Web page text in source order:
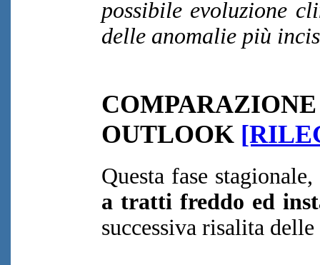
possibile evoluzione
delle anomalie più
OUTLOOK
Questa fase
a tratti freddo ed
successiva risalita